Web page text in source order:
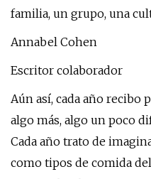
familia, un grupo, una
Annabel Cohen
Escritor colaborador
Aún así, cada año recibo
algo más, algo un poco
Cada año trato de
como tipos de comida